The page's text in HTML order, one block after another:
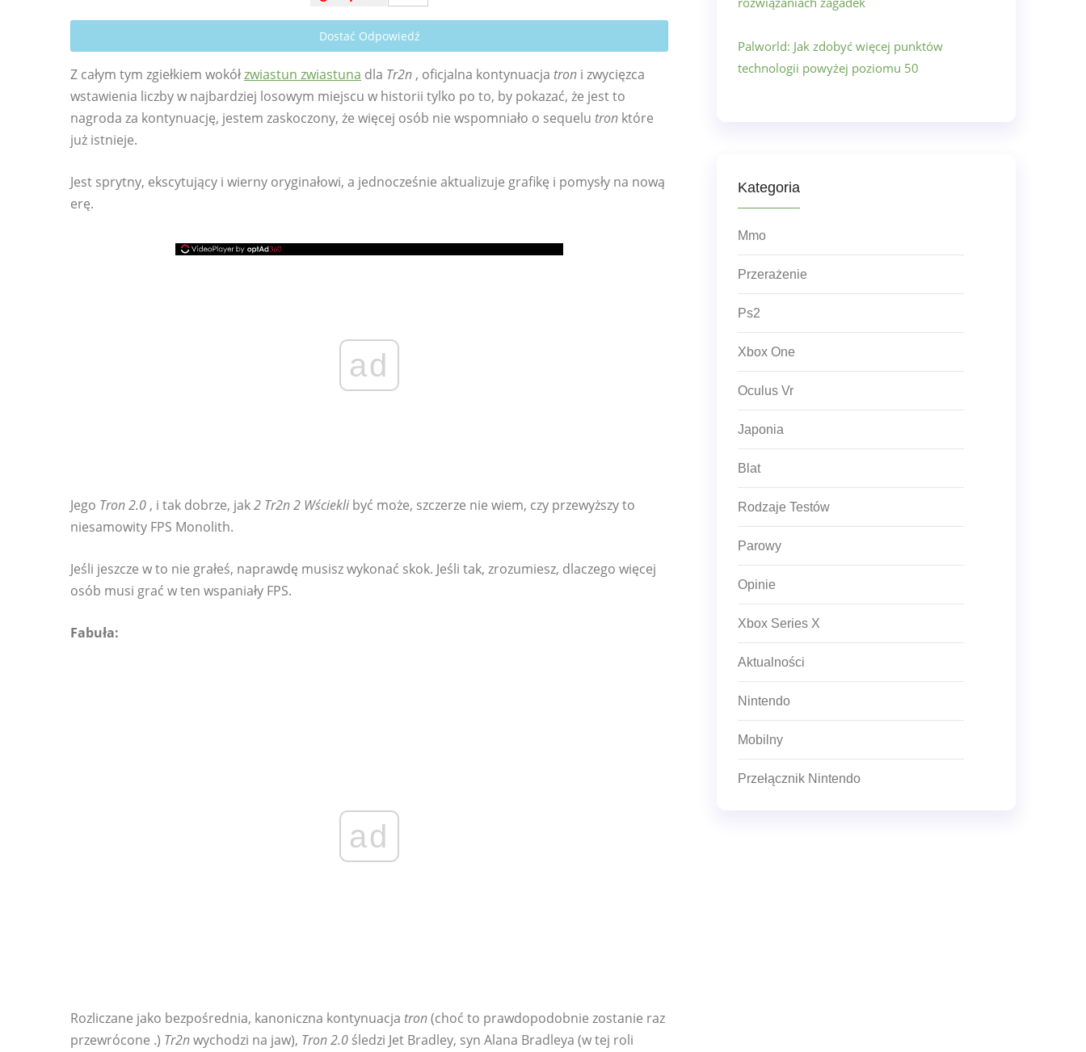
Dostać Odpowiedź
Z całym tym zgiełkiem wokółzwiastun zwiastuna dla Tr2n , oficjalna kontynuacja tron i zwycięzca
wstawienia liczby w najbardziej losowym miejscu w historii tylko po to, by pokazać, że jest to
nagroda za kontynuację, jestem zaskoczony, że więcej osób nie wspomniało o sequelu tron które
już istnieje.
Jest sprytny, ekscytujący i wierny oryginałowi, a jednocześnie aktualizuje grafikę i pomysły na nową
erę.
ad
Jego Tron 2.0 , i tak dobrze, jak2 Tr2n 2 Wściekli być może, szczerze nie wiem, czy przewyższy to
niesamowity FPS Monolith.
Jeśli jeszcze w to nie grałeś, naprawdę musisz wykonać skok. Jeśli tak, zrozumiesz, dlaczego więcej
osób musi grać w ten wspaniały FPS.
Fabuła:
ad
Rozliczane jako bezpośrednia, kanoniczna kontynuacja tron(choć to prawdopodobnie zostanie raz
przewrócone .) Tr2nwychodzi na jaw), Tron 2.0 śledzi Jet Bradley, syn Alana Bradleya (w tej roli
Palworld: Jak zdobyć więcej punktów
technologii powyżej poziomu 50
Kategoria
Mmo
Przerażenie
Ps2
Xbox One
Oculus Vr
Japonia
Blat
Rodzaje Testów
Parowy
Opinie
Xbox Series X
Aktualności
Nintendo
Mobilny
Przełącznik Nintendo